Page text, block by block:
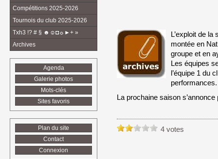
L’exploit de
montée en
groupe et en
Les équipes
l’équipe 1 du
performances.
La prochaine saison
4 votes
Compétitions 2025-2026
Tournois du club 2025-2026
Txh3 !? # § ☻☺◘☼►+ »
Archives
Agenda
Galerie photos
Mots-clés
Sites favoris
Plan du site
Contact
Connexion